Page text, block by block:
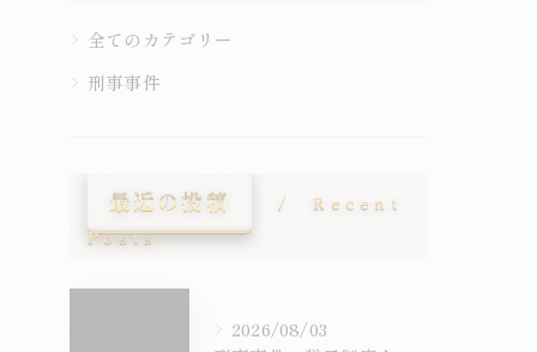
全てのカテゴリー
刑事事件
最近の投稿
Recent
Posts
2026/08/03